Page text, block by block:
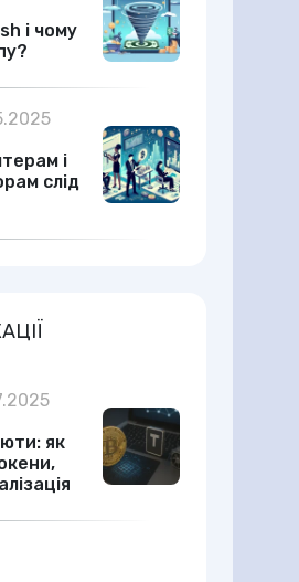
і чому
і
слід
як